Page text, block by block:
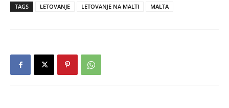
TAGS
LETOVANJE LETOVANJE NA MALTI MALTA